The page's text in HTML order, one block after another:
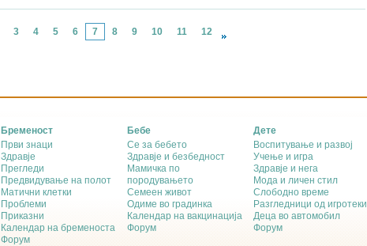
3 4 5 6 7 8 9 10 11 12
Бременост
Први знаци
Здравје
Прегледи
Предвидување на полот
Матични клетки
Проблеми
Приказни
Календар на бременоста
Форум
Бебе
Се за бебето
Здравје и безбедност
Мамичка по
породувањето
Семеен живот
Одиме во градинка
Календар на вакцинација
Форум
Дете
Воспитување и развој
Учење и игра
Здравје и нега
Мода и личен стил
Слободно време
Разгледници од игротеки
Деца во автомобил
Форум